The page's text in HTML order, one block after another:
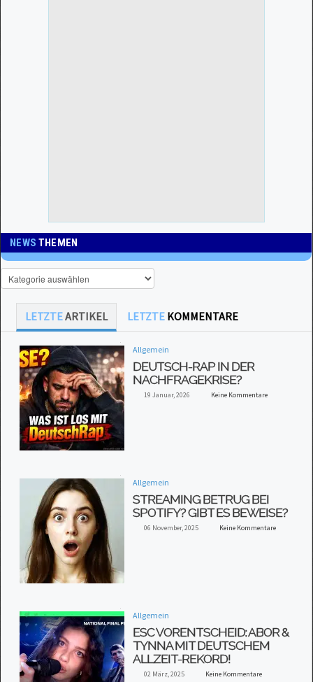
NEWSTHEMEN
LETZTEARTIKEL LETZTE KOMMENTARE
Allgemein
DEUTSCH-RAP IN DER
NACHFRAGEKRISE?
19 Januar, 2026 Keine Kommentare
Allgemein
STREAMING BETRUG BEI
SPOTIFY? GIBT ES BEWEISE?
06 November, 2025 Keine Kommentare
Allgemein
ESC VORENTSCHEID: ABOR &
TYNNA MIT DEUTSCHEM
ALLZEIT-REKORD!
02 März, 2025 Keine Kommentare